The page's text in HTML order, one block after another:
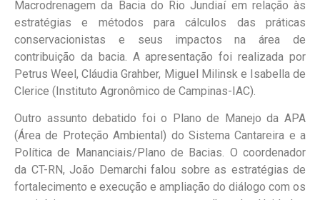
Macrodrenagem da Bacia do Rio Jundiaí em relação às
estratégias e métodos para cálculos das práticas
conservacionistas e seus impactos na área de
contribuição da bacia. A apresentação foi realizada por
Petrus Weel, Cláudia Grahber, Miguel Milinsk e Isabella de
Clerice (Instituto Agronômico de Campinas-IAC).
Outro assunto debatido foi o Plano de Manejo da APA
(Área de Proteção Ambiental) do Sistema Cantareira e a
Política de Mananciais/Plano de Bacias. O coordenador
da CT-RN, João Demarchi falou sobre as estratégias de
fortalecimento e execução e ampliação do diálogo com os